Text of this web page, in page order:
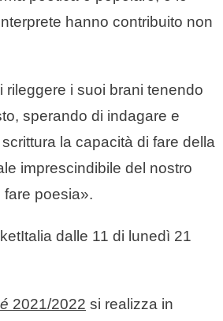
hanno contribuito non
rileggere i suoi brani tenendo
sperando di indagare e
la capacità di fare della
imprescindibile del nostro
fare poesia».
dalle 11 di lunedì 21
2021/2022 si realizza in